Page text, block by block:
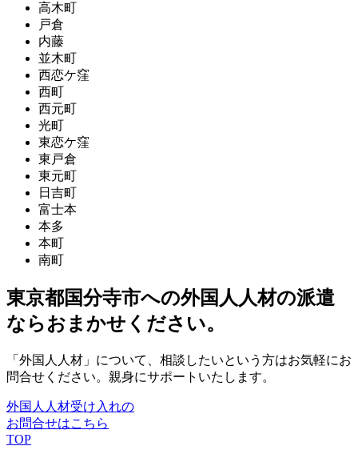
高木町
戸倉
内藤
並木町
西恋ケ窪
西町
西元町
光町
東恋ケ窪
東戸倉
東元町
日吉町
富士本
本多
本町
南町
東京都国分寺市への外国人人材の派遣
ならおまかせください。
「外国人人材」について、相談したいという方はお気軽にお
問合せください。親身にサポートいたします。
外国人人材受け入れの
お問合せはこちら
TOP